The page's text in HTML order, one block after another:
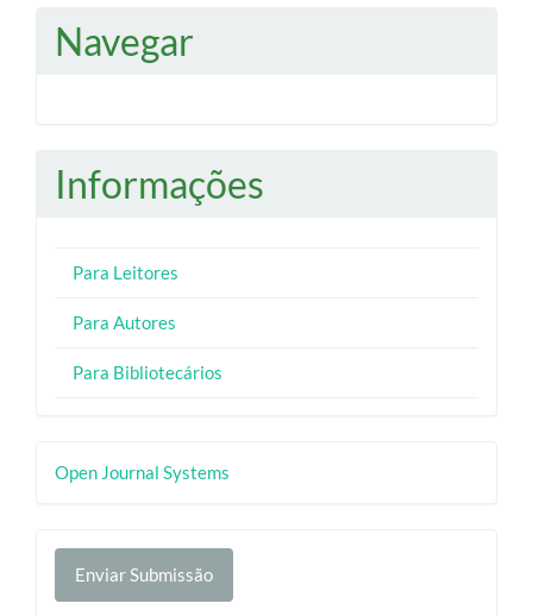
Navegar
Informações
Para Leitores
Para Autores
Para Bibliotecários
Desenvolvido
Open Journal Systems
Enviar
Submissão
Enviar Submissão